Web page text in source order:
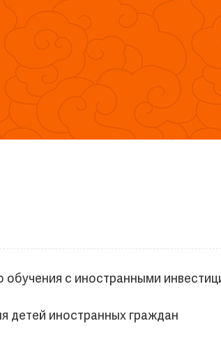
с иностранными
детей иностранных граждан